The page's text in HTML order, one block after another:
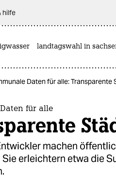
hilfe
landtagswahl in
Daten für alle: Transparente
für alle
machen
erleichtern etwa die